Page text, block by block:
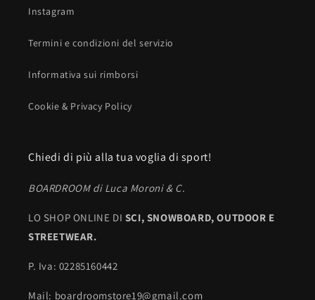
Instagram
Termini e condizioni del servizio
Informativa sui rimborsi
Cookie & Privacy Policy
Chiedi di più alla tua voglia di sport!
BOARDROOM di Luca Moroni & C.
LO SHOP ONLINE DI SCI, SNOWBOARD, OUTDOOR E
STREETWEAR.
P. Iva: 02285160442
Mail: boardroomstore19@gmail.com